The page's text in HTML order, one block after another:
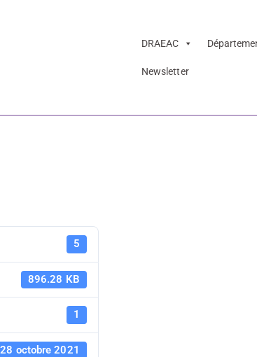
DRAEAC
Newsletter
de presse
5
896.28 KB
1
28 octobre 2021